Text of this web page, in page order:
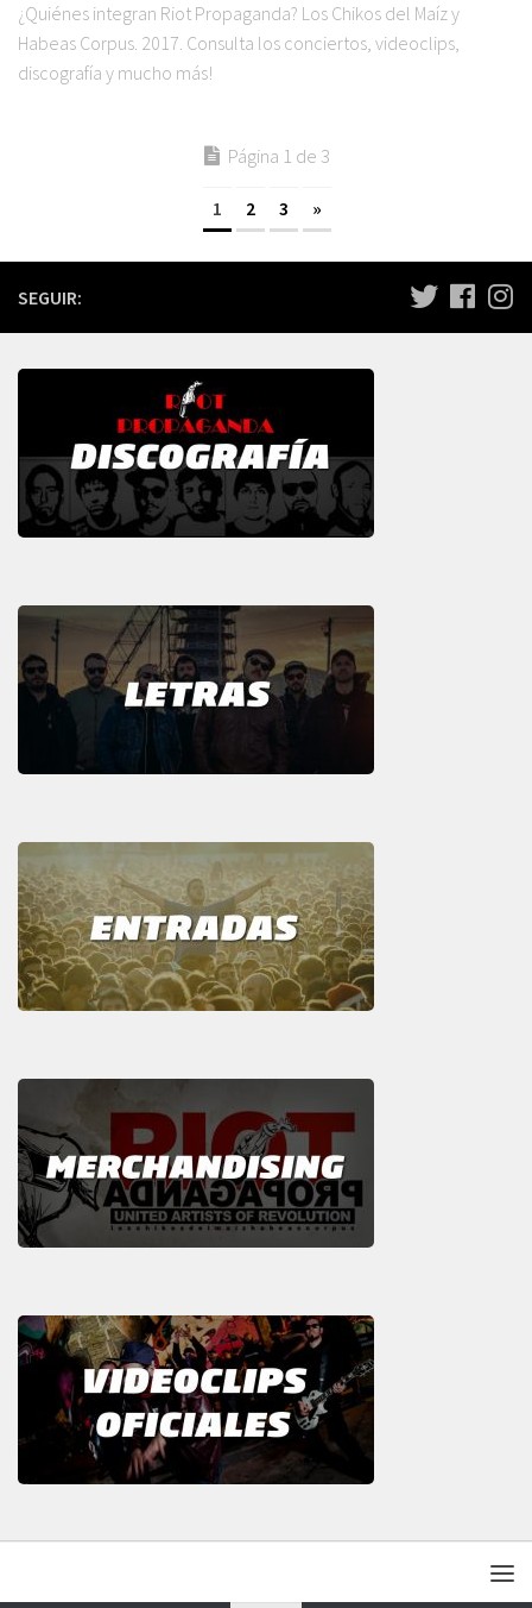
¿Quiénes integran Riot Propaganda? Los Chikos del Maíz y
Habeas Corpus. 2017. Consulta los conciertos, videoclips,
discografía y mucho más!
Página 1 de 3
1 2 3 »
SEGUIR: